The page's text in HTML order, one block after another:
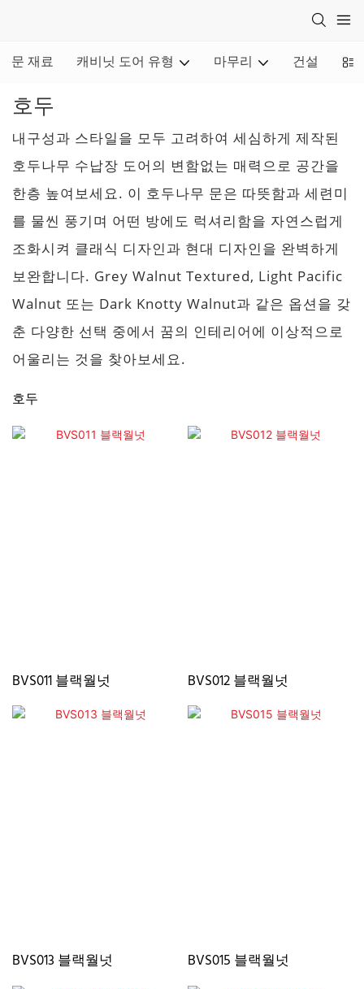
문 재료 캐비닛 도어 유형 마무리 건설 조
호두
내구성과 스타일을 모두 고려하여 세심하게 제작된
호두나무 수납장 도어의 변함없는 매력으로 공간을
한층 높여보세요. 이 호두나무 문은 따뜻함과 세련미
를 물씬 풍기며 어떤 방에도 럭셔리함을 자연스럽게
조화시켜 클래식 디자인과 현대 디자인을 완벽하게
보완합니다. Grey Walnut Textured, Light Pacific
Walnut 또는 Dark Knotty Walnut과 같은 옵션을 갖
춘 다양한 선택 중에서 꿈의 인테리어에 이상적으로
어울리는 것을 찾아보세요.
호두
BVS011 블랙월넛 BVS012 블랙월넛
BVS013 블랙월넛 BVS015 블랙월넛